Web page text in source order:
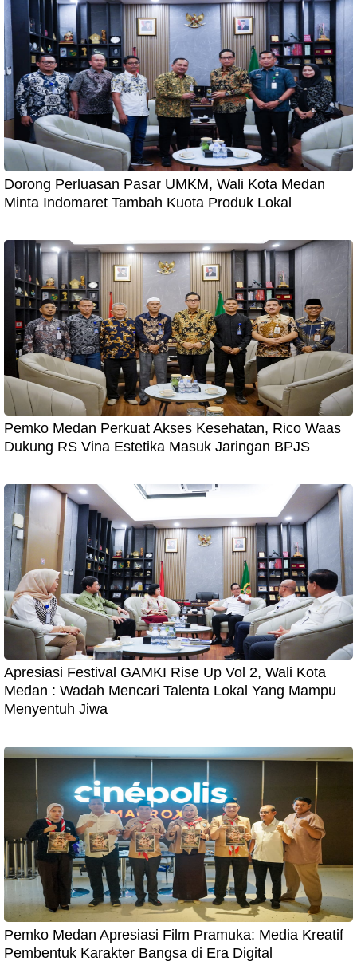
Dorong Perluasan Pasar UMKM, Wali Kota Medan
Minta Indomaret Tambah Kuota Produk Lokal
Pemko Medan Perkuat Akses Kesehatan, Rico Waas
Dukung RS Vina Estetika Masuk Jaringan BPJS
Apresiasi Festival GAMKI Rise Up Vol 2, Wali Kota
Medan : Wadah Mencari Talenta Lokal Yang Mampu
Menyentuh Jiwa
Pemko Medan Apresiasi Film Pramuka: Media Kreatif
Pembentuk Karakter Bangsa di Era Digital